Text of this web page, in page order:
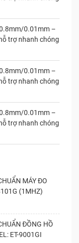
0.01mm –
trợ nhanh chóng
0.01mm –
trợ nhanh chóng
0.01mm –
trợ nhanh chóng
MÁY ĐO
(1MHZ)
ĐỒNG HỒ
ET-9001GI